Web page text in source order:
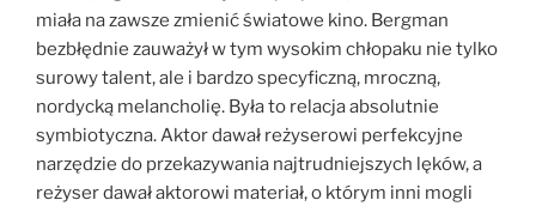
miała na zawsze zmienić światowe kino. Bergman
bezbłędnie zauważył w tym wysokim chłopaku nie tylko
surowy talent, ale i bardzo specyficzną, mroczną,
nordycką melancholię. Była to relacja absolutnie
symbiotyczna. Aktor dawał reżyserowi perfekcyjne
narzędzie do przekazywania najtrudniejszych lęków, a
reżyser dawał aktorowi materiał, o którym inni mogli